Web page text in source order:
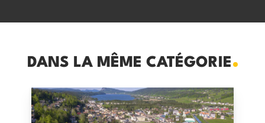
DANS LA MÊME CATÉGORIE